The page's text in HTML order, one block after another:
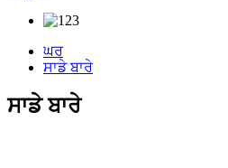
ਘਰ
ਸਾਡੇ ਬਾਰੇ
ਸਾਡੇ ਬਾਰੇ